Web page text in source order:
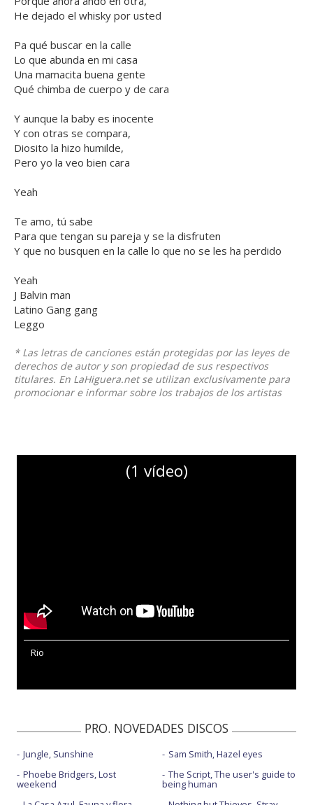
He dejado el whisky por usted
Pa qué buscar en la calle
Lo que abunda en mi casa
Una mamacita buena gente
Qué chimba de cuerpo y de cara
Y aunque la baby es inocente
Y con otras se compara,
Diosito la hizo humilde,
Pero yo la veo bien cara
Yeah
Te amo, tú sabe
Para que tengan su pareja y se la disfruten
Y que no busquen en la calle lo que no se les ha perdido
Yeah
J Balvin man
Latino Gang gang
Leggo
* Las letras de canciones están protegidas por las leyes de
derechos de autor y son propiedad de sus respectivos
titulares. En LaHiguera.net se utilizan exclusivamente para
promocionar e informar sobre los trabajos de los artistas
(1 vídeo)
Rio
PRO. NOVEDADES DISCOS
Jungle, Sunshine
Phoebe Bridgers, Lost
weekend
Sam Smith, Hazel eyes
The Script, The user's guide to
being human